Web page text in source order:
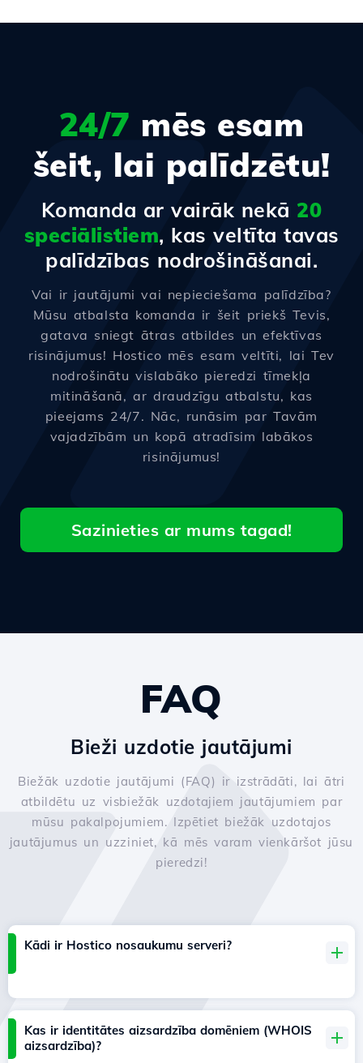
24/7 mēs esam
šeit, lai palīdzētu!
Komanda ar vairāk nekā 20
speciālistiem, kas veltīta tavas
palīdzības nodrošināšanai.
Vai ir jautājumi vai nepieciešama palīdzība?
Mūsu atbalsta komanda ir šeit priekš Tevis,
gatava sniegt ātras atbildes un efektīvas
risinājumus! Hostico mēs esam veltīti, lai Tev
nodrošinātu vislabāko pieredzi tīmekļa
mitināšanā, ar draudzīgu atbalstu, kas
pieejams 24/7. Nāc, runāsim par Tavām
vajadzībām un kopā atradīsim labākos
risinājumus!
Sazinieties ar mums tagad!
FAQ
Bieži uzdotie jautājumi
Biežāk uzdotie jautājumi (FAQ) ir izstrādāti, lai ātri
atbildētu uz visbiežāk uzdotajiem jautājumiem par
mūsu pakalpojumiem. Izpētiet biežāk uzdotajos
jautājumus un uzziniet, kā mēs varam vienkāršot jūsu
pieredzi!
Kādi ir Hostico nosaukumu serveri?
Kas ir identitātes aizsardzība domēniem (WHOIS
aizsardzība)?